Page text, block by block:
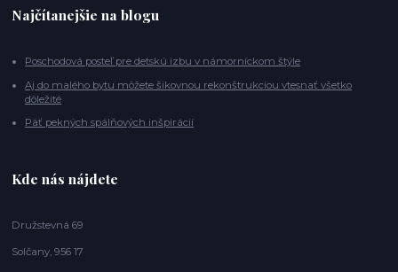
Najčítanejšie na blogu
Poschodová posteľ pre detskú izbu v námorníckom štýle
Aj do malého bytu môžete šikovnou rekonštrukciou vtesnať všetko
dôležité
Päť pekných spálňových inšpirácií
Kde nás nájdete
Družstevná 69
Solčany, 956 17